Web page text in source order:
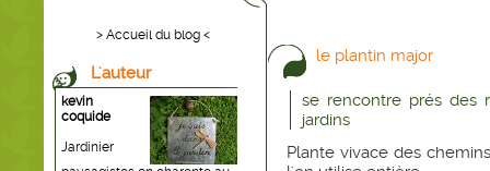
> Accueil du blog <
L'auteur
kevin
coquide
Jardinier
le plantin major
se rencontre prés des
jardins
Plante vivace des